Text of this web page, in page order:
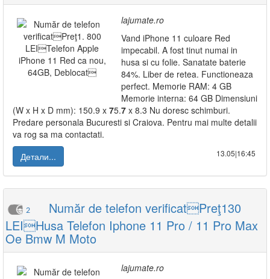
lajumate.ro
Vand iPhone 11 culoare Red
impecabil. A fost tinut numai in
husa si cu folie. Sanatate baterie
84%. Liber de retea. Functioneaza
perfect. Memorie RAM: 4 GB
Memorie interna: 64 GB Dimensiuni
(W x H x D mm): 150.9 x 75.7 x 8.3 Nu doresc schimburi.
Predare personala Bucuresti si Craiova. Pentru mai multe detalii
va rog sa ma contactati.
Детали...
13.05|16:45
2
Număr de telefon verificatPreţ130
LEIHusa Telefon Iphone 11 Pro / 11 Pro Max
Oe Bmw M Moto
lajumate.ro